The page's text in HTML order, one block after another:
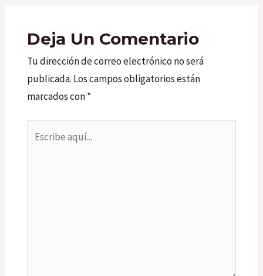
Deja Un Comentario
Tu dirección de correo electrónico no será
publicada. Los campos obligatorios están
marcados con*